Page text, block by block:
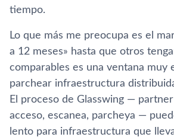
tiempo.
Lo que más me preocupa es el
a 12 meses» hasta que otros
comparables es una ventana muy
parchear infraestructura
El proceso de Glasswing —
acceso, escanea, parcheya —
lento para infraestructura que